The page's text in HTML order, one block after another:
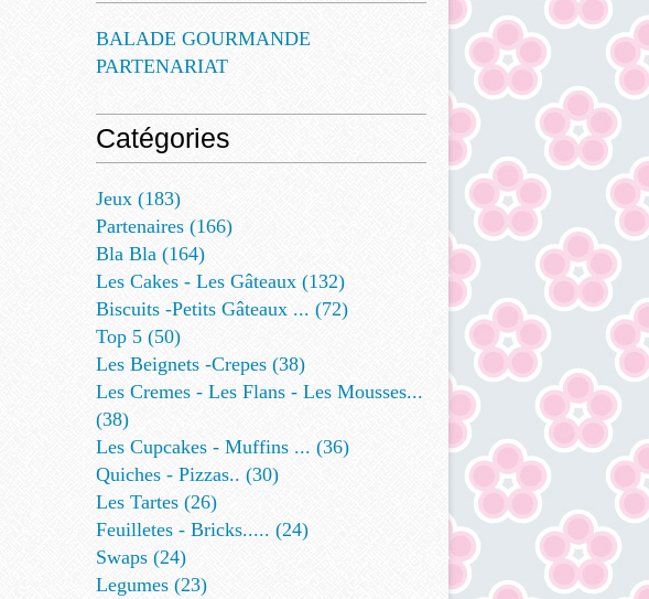
BALADE GOURMANDE
PARTENARIAT
Catégories
Jeux (183)
Partenaires (166)
Bla Bla (164)
Les Cakes - Les Gâteaux (132)
Biscuits -petits Gâteaux ... (72)
Top 5 (50)
Les Beignets -crepes (38)
Les Cremes - Les Flans - Les Mousses...
(38)
Les Cupcakes - Muffins ... (36)
Quiches - Pizzas.. (30)
Les Tartes (26)
Feuilletes - Bricks..... (24)
Swaps (24)
Legumes (23)